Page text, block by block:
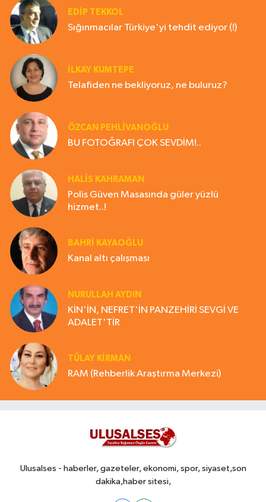
EDIP TEKKOL
Sığınmacılar Türkiye'yi tehdit ediyor (!)
İLKAY KUMTEPE
Telafiden ne bekliyoruz, ne buluruz?
ÖZCAN PEHLİVANOĞLU
BU FOTOĞRAFI ÇOK SEVDİM!..
HALIS KAHRAMAN
Polis Güven Masasında güler yüzlü
hizmet..!
BAHRI KAYAOĞLU
Kanal altı çalışması
NURULLAH AYDIN
KİN'İN, NEFRET'İN PANZEHİRİ SEVGİ VE
ADALET'TİR
TÜLAY KİRMAN
RAM (Rehberlik Araştırma Merkezi)
Ulusalses - haberler, gazeteler, ekonomi, spor, siyaset,son
dakika,haber sitesi,